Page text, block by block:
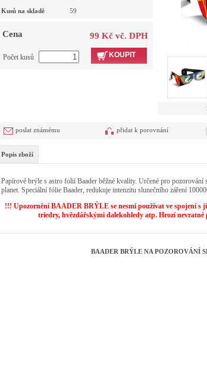
Kusů na skladě 59
Cena 99 Kč vč. DPH
KOUPIT
Počet kusů
poslat známému přidat k porovnání
Popis zboží
Papírové brýle s astro folií Baader běžné kvality. Určené pro pozorování
planet. Speciální fólie Baader, redukuje intenzitu slunečního záření
!!! Upozornění BAADER BRÝLE se nesmí používat ve spojení
triedry, hvězdářskými dalekohledy atp. Hrozí nevratné
BAADER BRÝLE NA POZOROVÁNÍ